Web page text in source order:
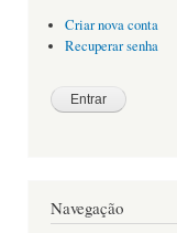
Criar nova conta
Recuperar senha
Navegação